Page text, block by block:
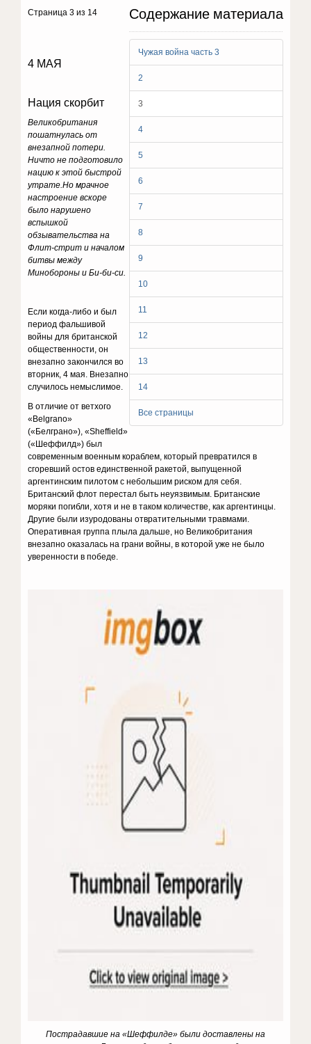
Содержание материала
Чужая война часть 3
2
3
4
5
6
7
8
9
10
11
12
13
14
Все страницы
Страница 3 из 14
4 МАЯ
Нация скорбит
Великобритания
пошатнулась от
внезапной потери.
Ничто не подготовило
нацию к этой быстрой
утрате.Но мрачное
настроение вскоре
было нарушено
вспышкой
обзывательства на
Флит-стрит и началом
битвы между
Минобороны и Би-би-си.
Если когда-либо и был
период фальшивой
войны для британской
общественности, он
внезапно закончился во
вторник, 4 мая. Внезапно
случилось немыслимое.
В отличие от ветхого
«Belgrano»
(«Белграно»), «Sheffield»
(«Шеффилд») был
современным военным кораблем, который превратился в
сгоревший остов единственной ракетой, выпущенной
аргентинским пилотом с небольшим риском для себя.
Британский флот перестал быть неуязвимым. Британские
моряки погибли, хотя и не в таком количестве, как аргентинцы.
Другие были изуродованы отвратительными травмами.
Оперативная группа плыла дальше, но Великобритания
внезапно оказалась на грани войны, в которой уже не было
уверенности в победе.
Пострадавшие на «Шеффилде» были доставлены на